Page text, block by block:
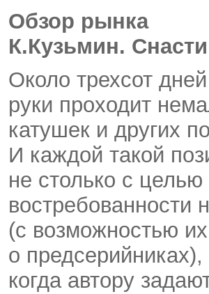
Обзор рынка
К.Кузьмин.
Около трехсот
руки проходит
катушек и других
И каждой такой
не столько с
(с возможностью
о
когда автору